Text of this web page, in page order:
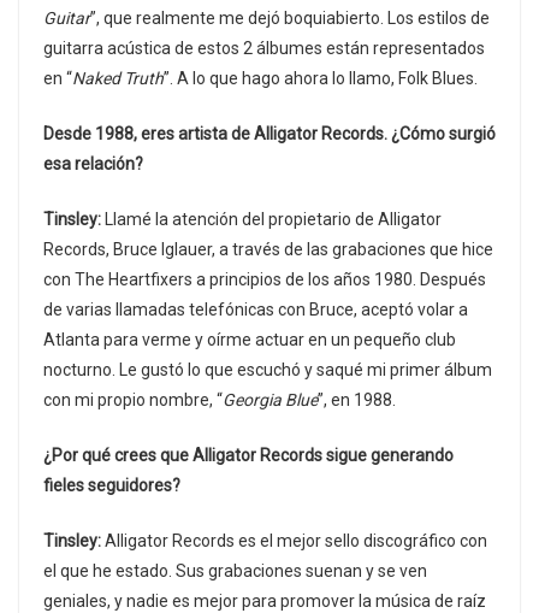
Guitar”, que realmente me dejó boquiabierto. Los estilos de
guitarra acústica de estos 2 álbumes están representados
en “Naked Truth”. A lo que hago ahora lo llamo, Folk Blues.
Desde 1988, eres artista de Alligator Records. ¿Cómo surgió
esa relación?
Tinsley: Llamé la atención del propietario de Alligator
Records, Bruce Iglauer, a través de las grabaciones que hice
con The Heartfixers a principios de los años 1980. Después
de varias llamadas telefónicas con Bruce, aceptó volar a
Atlanta para verme y oírme actuar en un pequeño club
nocturno. Le gustó lo que escuchó y saqué mi primer álbum
con mi propio nombre, “Georgia Blue”, en 1988.
¿Por qué crees que Alligator Records sigue generando
fieles seguidores?
Tinsley:Alligator Records es el mejor sello discográfico con
el que he estado. Sus grabaciones suenan y se ven
geniales, y nadie es mejor para promover la música de raíz